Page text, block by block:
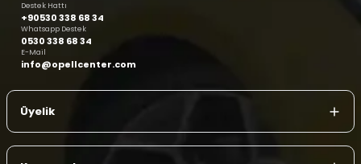
Destek Hattı
+90530 338 68 34
Whatsapp Destek
0530 338 68 34
E-Mail
info@opellcenter.com
Üyelik